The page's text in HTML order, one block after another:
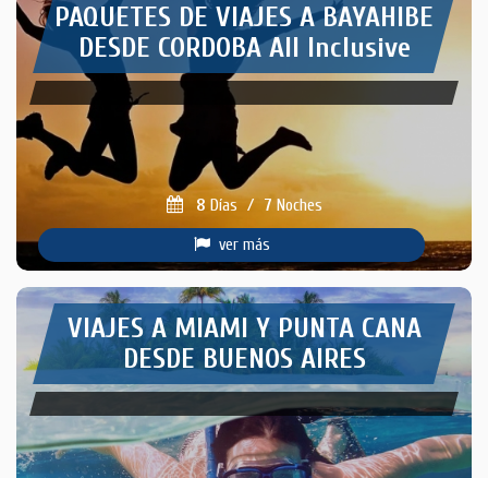
PAQUETES DE VIAJES A BAYAHIBE
DESDE CORDOBA All Inclusive
8 Días / 7 Noches
ver más
VIAJES A MIAMI Y PUNTA CANA
DESDE BUENOS AIRES